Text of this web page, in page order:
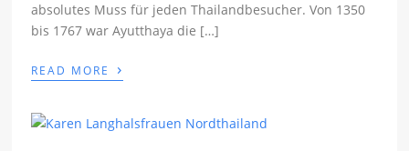
absolutes Muss für jeden Thailandbesucher. Von 1350
bis 1767 war Ayutthaya die […]
READ MORE ›